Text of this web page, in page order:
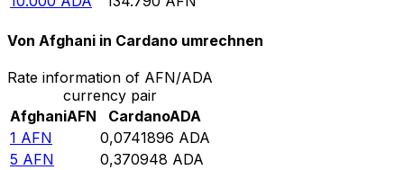
Von Afghani in Cardano umrechnen
Rate information of AFN/ADA
currency pair
AfghaniAFN CardanoADA
1 AFN 0,0741896 ADA
5 AFN 0,370948 ADA